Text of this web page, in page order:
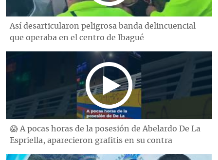
Así desarticularon peligrosa banda delincuencial
que operaba en el centro de Ibagué
😱 A pocas horas de la posesión de Abelardo De La
Espriella, aparecieron grafitis en su contra